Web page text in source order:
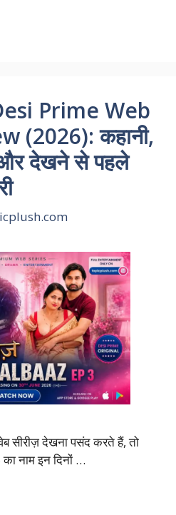
Prime Web
(2026): कहानी,
और देखने से पहले
सीरीज़ देखना पसंद करते हैं, तो
नाम इन दिनों …